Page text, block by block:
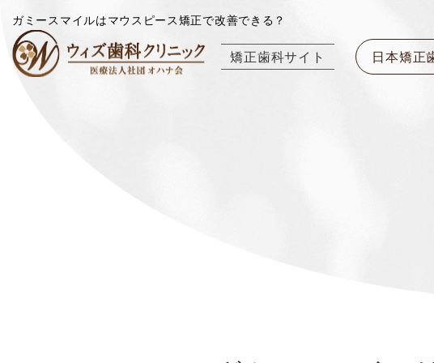
ガミースマイルはマウスピース矯正で改善できる？
矯正歯科サイト 日本矯正